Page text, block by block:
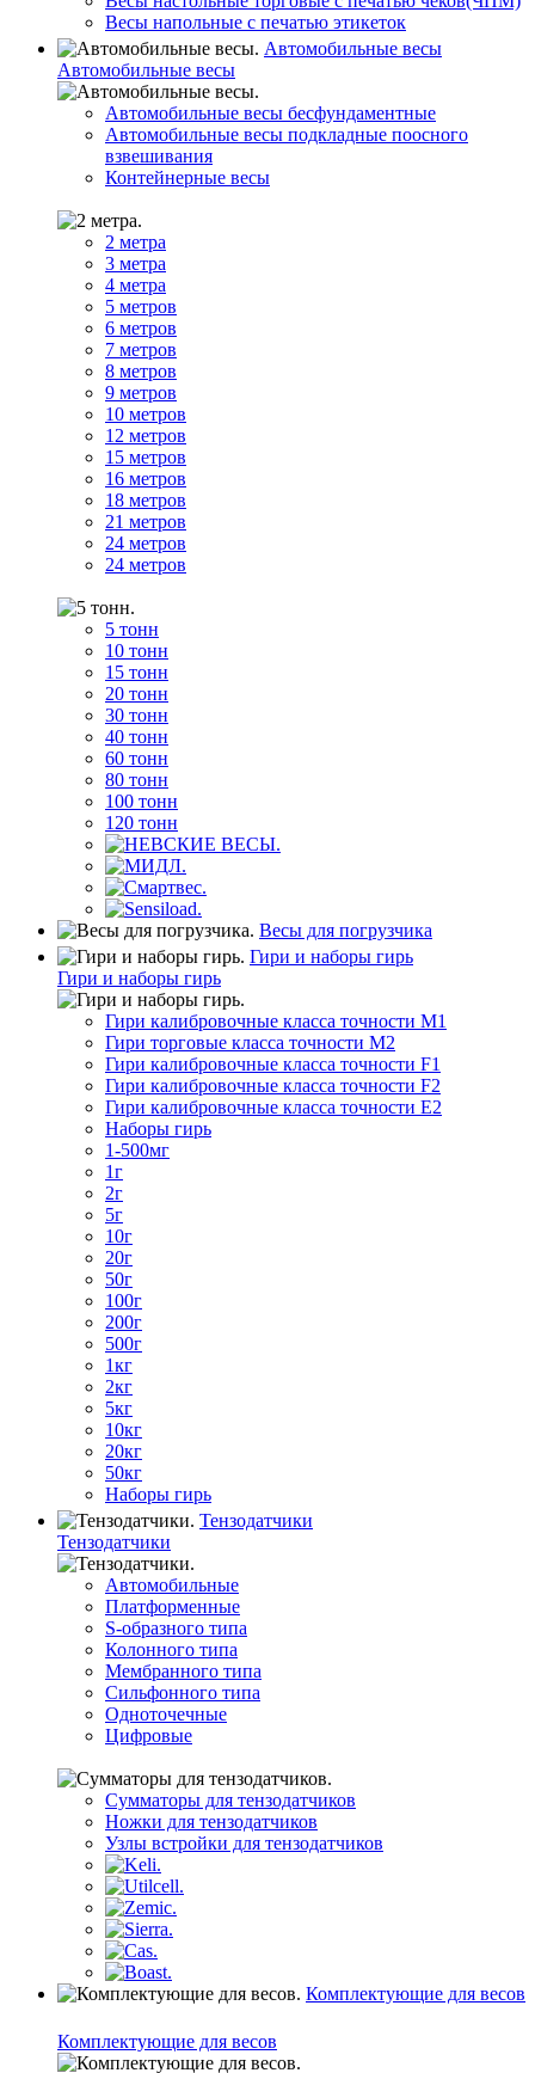
Весы напольные с печатью этикеток
Автомобильные весы
Автомобильные весы
Автомобильные весы бесфундаментные
Автомобильные весы подкладные поосного
взвешивания
Контейнерные весы
2 метра
3 метра
4 метра
5 метров
6 метров
7 метров
8 метров
9 метров
10 метров
12 метров
15 метров
16 метров
18 метров
21 метров
24 метров
24 метров
5 тонн
10 тонн
15 тонн
20 тонн
30 тонн
40 тонн
60 тонн
80 тонн
100 тонн
120 тонн
Весы для погрузчика
Гири и наборы гирь
Гири и наборы гирь
Гири калибровочные класса точности M1
Гири торговые класса точности M2
Гири калибровочные класса точности F1
Гири калибровочные класса точности F2
Гири калибровочные класса точности E2
Наборы гирь
1-500мг
1г
2г
5г
10г
20г
50г
100г
200г
500г
1кг
2кг
5кг
10кг
20кг
50кг
Наборы гирь
Тензодатчики
Тензодатчики
Автомобильные
Платформенные
S-образного типа
Колонного типа
Мембранного типа
Сильфонного типа
Одноточечные
Цифровые
Сумматоры для тензодатчиков
Ножки для тензодатчиков
Узлы встройки для тензодатчиков
Комплектующие для весов
Комплектующие для весов